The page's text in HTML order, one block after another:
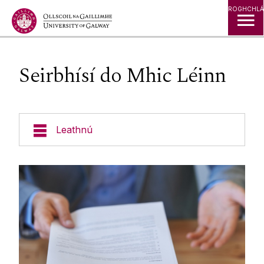
Léim go Ábhar
Seirbhísí do Mhic Léinn
Leathnú
Cúrsaí
Foirgnimh & Eastáit
Seirbhísí do Mhic Léinn
Cumainn na Mac Léinn